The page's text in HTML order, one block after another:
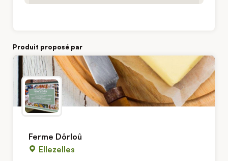
Produit proposé par
Ferme Dôrloû
Ellezelles